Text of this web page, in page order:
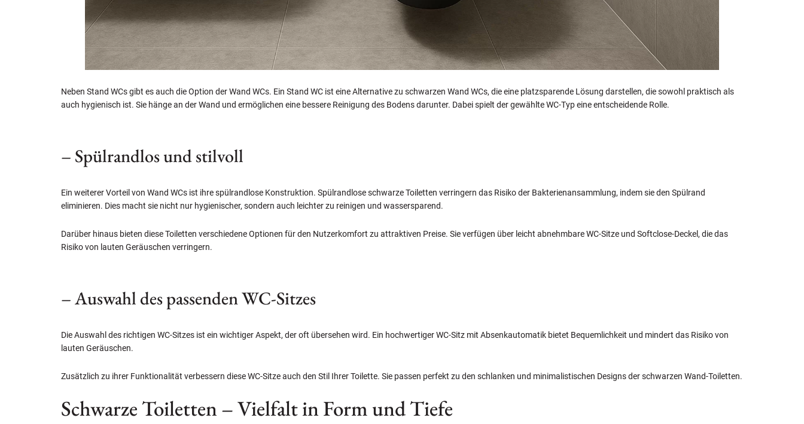
Neben Stand WCs gibt es auch die Option der Wand WCs. Ein Stand WC ist eine Alternative zu schwarzen Wand WCs, die eine platzsparende Lösung darstellen, die sowohl praktisch als
auch hygienisch ist. Sie hänge an der Wand und ermöglichen eine bessere Reinigung des Bodens darunter. Dabei spielt der gewählte WC-Typ eine entscheidende Rolle.
– Spülrandlos und stilvoll
Ein weiterer Vorteil von Wand WCs ist ihre spülrandlose Konstruktion. Spülrandlose schwarze Toiletten verringern das Risiko der Bakterienansammlung, indem sie den Spülrand
eliminieren. Dies macht sie nicht nur hygienischer, sondern auch leichter zu reinigen und wassersparend.
Darüber hinaus bieten diese Toiletten verschiedene Optionen für den Nutzerkomfort zu attraktiven Preise. Sie verfügen über leicht abnehmbare WC-Sitze und Softclose-Deckel, die das
Risiko von lauten Geräuschen verringern.
– Auswahl des passenden WC-Sitzes
Die Auswahl des richtigen WC-Sitzes ist ein wichtiger Aspekt, der oft übersehen wird. Ein hochwertiger WC-Sitz mit Absenkautomatik bietet Bequemlichkeit und mindert das Risiko von
lauten Geräuschen.
Zusätzlich zu ihrer Funktionalität verbessern diese WC-Sitze auch den Stil Ihrer Toilette. Sie passen perfekt zu den schlanken und minimalistischen Designs der schwarzen Wand-Toiletten.
Schwarze Toiletten – Vielfalt in Form und Tiefe